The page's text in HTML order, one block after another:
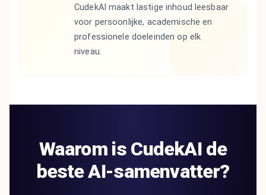
CudekAI maakt lastige inhoud leesbaar
voor persoonlijke, academische en
professionele doeleinden op elk
niveau.
Waarom is CudekAI de
beste AI-samenvatter?